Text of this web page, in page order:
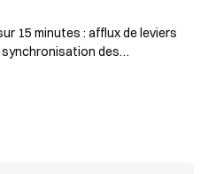
15 minutes : afflux de leviers
des